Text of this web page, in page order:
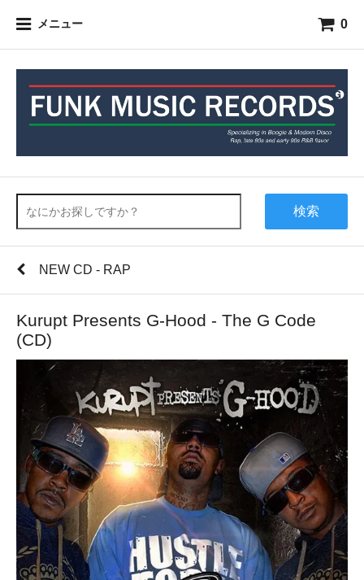
メニュー 0
検索
NEW CD - RAP
Kurupt Presents G-Hood - The G Code
(CD)